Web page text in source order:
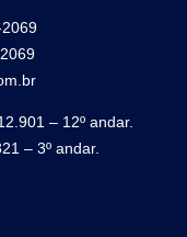
– 12º andar.
– 3º andar.